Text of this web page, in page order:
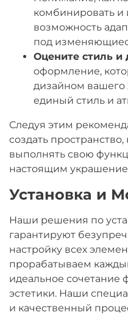
комбинировать и
возможность
под
Оцените стиль и
оформление,
дизайном вашего
единый стиль и
Следуя этим
создать
выполнять свою
настоящим
Установка и
Наши решения по
гарантируют
настройку всех
прорабатываем
идеальное сочетание
эстетики. Наши
и качественный